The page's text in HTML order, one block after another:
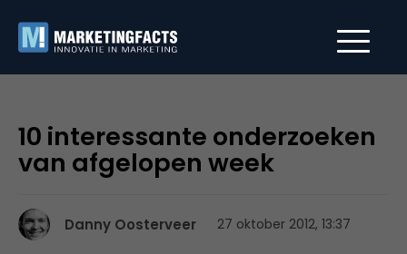
10 interessante onderzoeken
van afgelopen week
Danny Oosterveer 27 oktober 2012, 13:37